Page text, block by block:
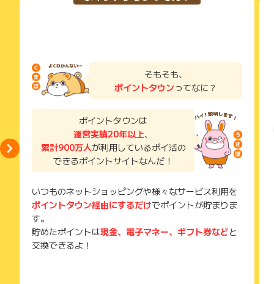
ポイントについて、広告主に直接お問い合わせをした場合、ポ
イント獲得対象外となる場合がございます。
※ポイントに関するお問い合わせは、ポイントタウンのサポート
までお問い合わせください。ポイントについて、広告主に直接
お問い合わせをした場合、ポイント獲得対象外となる場合がご
了などのメールは、ポイント獲得するまで必ず保管してくださ
獲得待ち・獲得失敗の状態でお問い合わせされる際に、該当の
メールを送っていただく場合がございます。
そのため、紛失・破棄された場合は対応いたしかねますので、
ご注意ください。
(※) SafariやChromeなどwebサイトを表示するアプリのこと
※キャンセル・不備・いたずら・商品受取拒否及び不着、返品の
場合はポイント獲得対象外です。
そもそも、
ポイントタウンってなに？
ポイントタウンは
運営実績20年以上、
累計900万人が利用しているポイ活の
できるポイントサイトなんだ！
いつものネットショッピングや様々なサービス利用を
ポイントタウン経由にするだけでポイントが貯まりま
す。
貯めたポイントは現金、電子マネー、ギフト券などと
交換できるよ！